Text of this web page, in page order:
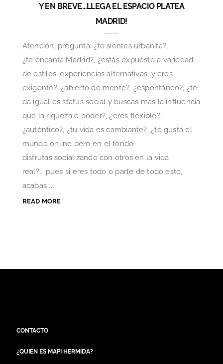
Y EN BREVE…LLEGA EL ESPACIO PLATEA
MADRID!
Atención, pregunta: ¿te sientes urbanita?,
¿te encanta Madrid?, ¿estás expuesto a variedad
de estilos, experiencias alternativas, y eres
exigente?, ¿abierto de mente?, ¿espontáneo?, ¿te
da igual es status social y buscas más la influencia
que la riqueza o poder?, ¿eres flexible?,
¿auténtico?, ¿tu vida es cambiante?, ¿te gusta el
mundo online pero en el fondo
disfrutas socializando con otros en la vida
real?....pues si eres todo o parte de todo esto,
acabas ...
READ MORE
CONTACTO
¿QUIÉN ES MAPI HERMIDA?